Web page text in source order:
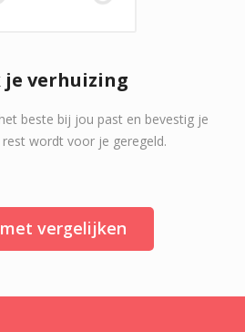
je verhuizing
beste bij jou past en bevestig je
rest wordt voor je geregeld.
vergelijken